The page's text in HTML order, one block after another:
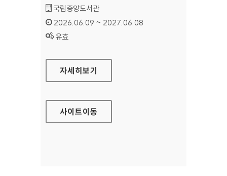
기관명 :
국립중앙도서관
인증기간 :
2026.06.09 ~ 2027.06.08
상태 :
유효
사서지원서비스
자세히보기
사이트이동